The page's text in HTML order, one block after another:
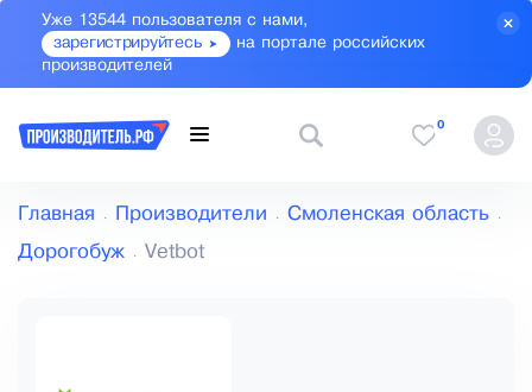
Уже 13544 пользователя с нами,
зарегистрируйтесь
на портале российских
производителей
0
Главная Производители Смоленская область
Дорогобуж Vetbot